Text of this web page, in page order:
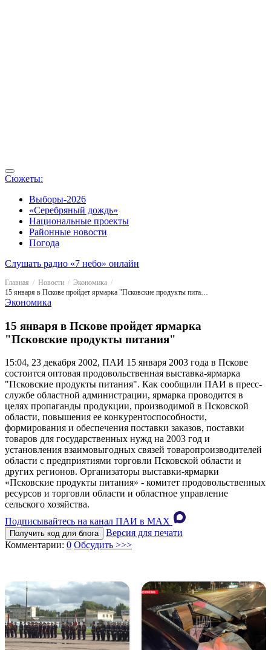
Сюжеты:
Выборы-2026
«Серебряный дождь»
Национальные проекты
Районные новости
Погода
Слушать радио «7 небо» онлайн
Главная Новости
Экономика
15 января в Пскове пройдет ярмарка "Псковские продукты питания"
Экономика
15 января в Пскове пройдет ярмарка
"Псковские продукты питания"
15:04, 23 декабря 2002, ПАИ 15 января 2003 года в Пскове
состоится оптовая продовольственная выставка-ярмарка
"Псковские продукты питания". Как сообщили ПАИ в пресс-
службе областной администрации, ярмарка проводится в
целях пропаганды продукции, производимой в Псковской
области, повышения ее конкурентоспособности,
формирования и обеспечения поставки заказов, поставки
товаров для государственных нужд на 2003 год и
установления взаимовыгодных связей товаропроизводителей
области с предприятиями торговли Псковской области и
других регионов. Организаторы выставки-ярмарки
«Псковские продукты питания» - комитет продовольственных
ресурсов и торговли области и областное управление
сельского хозяйства.
Подписывайтесь на канал ПАИ в MAХ
Получить код для блога
Версия для печати
Комментарии: 0 Обсудить >>>